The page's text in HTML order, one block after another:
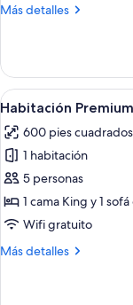
King
sofá
cama
Más detalles
Más
1
cama
King
y
sofá
cama
Abrir
todas
las
fotos
de
Habitación
Premium,
cama
7
Habitación
600 pies cuadrados
1 habitación
5 personas
1 cama King y 1
Wifi gratuito
Más detalles
Más